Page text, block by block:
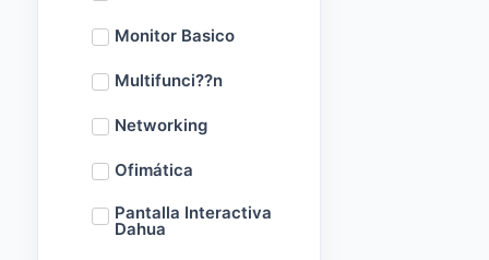
Monitor Basico
Multifunci??n
Networking
Ofimática
Pantalla Interactiva
Dahua